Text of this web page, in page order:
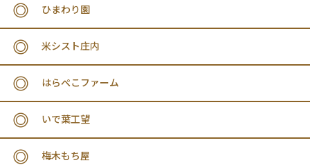
ひまわり園
米シスト庄内
はらぺこファーム
いで葉工望
梅木もち屋